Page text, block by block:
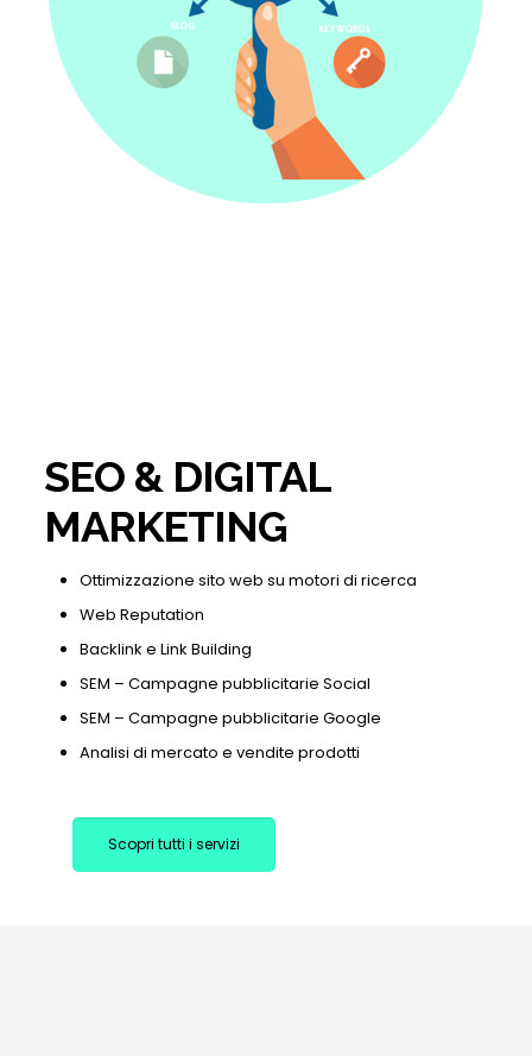
SEO & DIGITAL
MARKETING
Ottimizzazione sito web su motori di ricerca
Web Reputation
Backlink e Link Building
SEM – Campagne pubblicitarie Social
SEM – Campagne pubblicitarie Google
Analisi di mercato e vendite prodotti
Scopri tutti i servizi